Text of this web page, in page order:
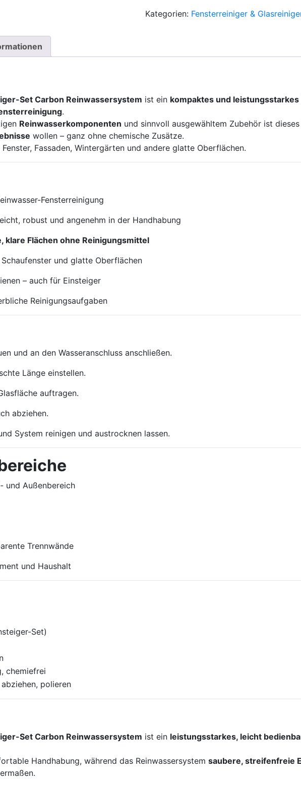
Einsteiger-
Carbon
Fenster
Glas
Menge
Kategorien: Fensterreiniger &
Set Carbon Reinwassersystem ist ein kompaktes und
.
Reinwasserkomponenten und sinnvoll ausgewähltem Zubehör ist
wollen – ganz ohne chemische Zusätze.
Fassaden, Wintergärten und andere glatte Oberflächen.
Fensterreinigung
robust und angenehm in der Handhabung
klare Flächen ohne Reinigungsmittel
Schaufenster und glatte Oberflächen
– auch für Einsteiger
Reinigungsaufgaben
und an den Wasseranschluss anschließen.
Länge einstellen.
auftragen.
abziehen.
System reinigen und austrocknen lassen.
und Außenbereich
Trennwände
und Haushalt
Set)
chemiefrei
polieren
Set Carbon Reinwassersystem ist ein leistungsstarkes, leicht
Handhabung, während das Reinwassersystem saubere, streifenfreie